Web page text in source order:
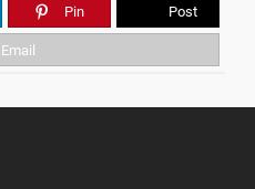
Pin Post
Email